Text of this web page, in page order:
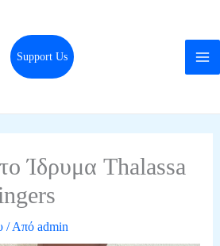
Support Us
Ίδρυμα Thalassa
/ Από admin